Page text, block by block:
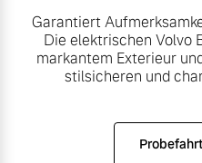
Garantiert
Die elektrischen Volvo
markantem Exterieur
stilsicheren und